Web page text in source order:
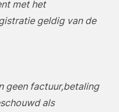
met het
geldig van de
geen factuur,betaling
als